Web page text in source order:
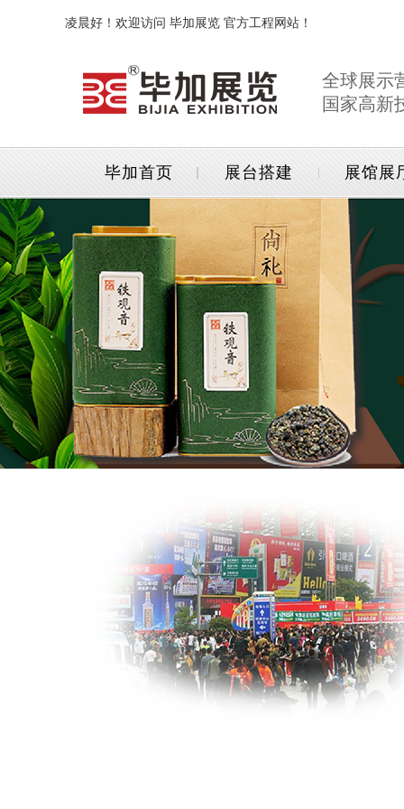
凌晨好！欢迎访问 毕加展览 官方工程网站！
全球展示
国家高新
毕加首页 展台搭建 展馆展